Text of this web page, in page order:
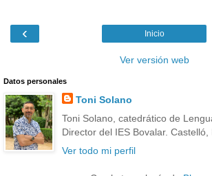
‹ Inicio
Ver versión web
Datos personales
Toni Solano
Toni Solano, catedrático de
Director del IES Bovalar. Castelló,
Ver todo mi perfil